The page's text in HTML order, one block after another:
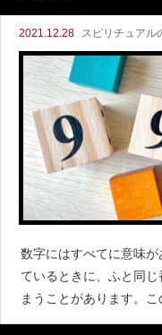
2021.12.28 スピリチュアル
数字にはすべてに意味
ているときに、ふと同
まうことがあります。
と考えている人もいる